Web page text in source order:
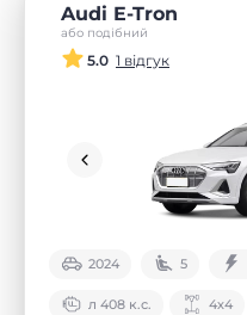
Audi E-Tron
або подібний
5.0 1 відгук
2024 5
л 408 к.с. 4х4